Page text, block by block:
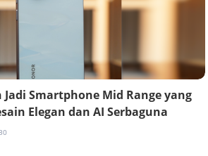
Jadi Smartphone Mid Range yang
Elegan dan AI Serbaguna